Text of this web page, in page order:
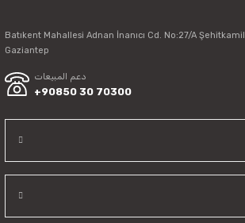
Send
Batıkent Mahallesi Adnan İnanıcı Cd. No:27/A Şehitkamil
Gaziantep
دعم المبيعات
+90850 30 70300